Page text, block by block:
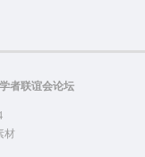
者联谊会论坛
材